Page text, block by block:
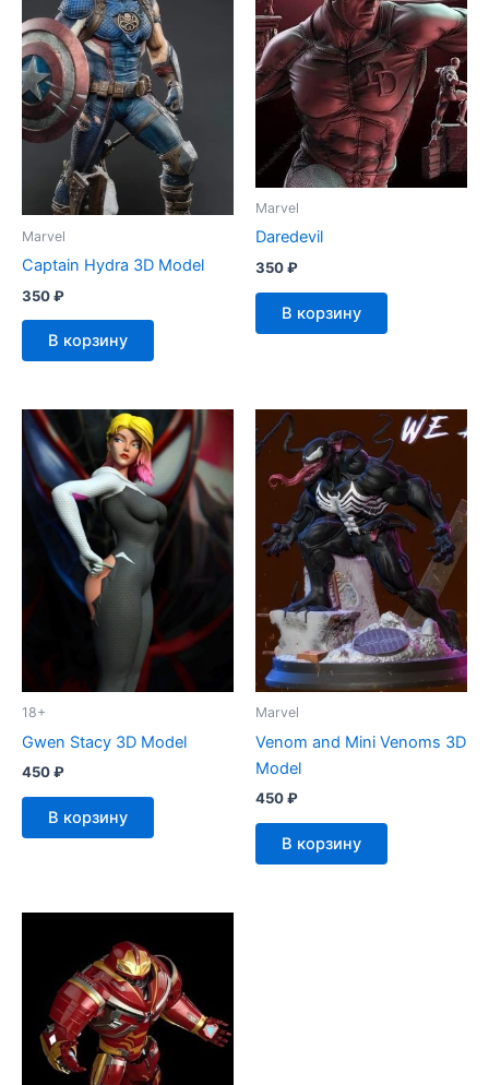
Marvel
Captain Hydra 3D Model
350₽
В корзину
Marvel
Daredevil
350₽
В корзину
18+
Gwen Stacy 3D Model
450₽
В корзину
Marvel
Venom and Mini Venoms 3D
Model
450₽
В корзину